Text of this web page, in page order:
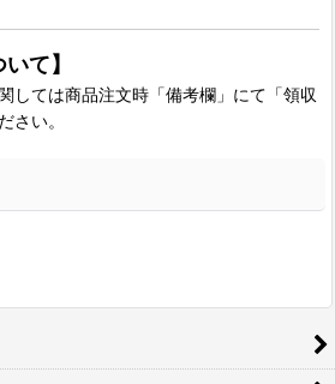
て】
しては商品注文時「備考欄」にて「領収
さい。